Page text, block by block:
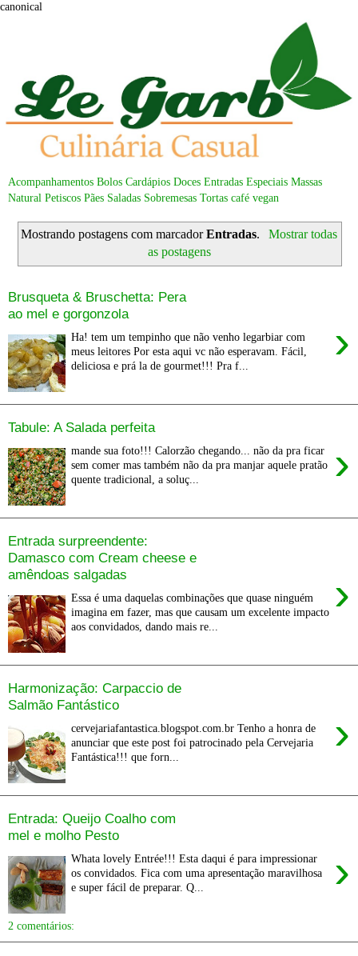
canonical
Acompanhamentos Bolos Cardápios Doces Entradas Especiais Massas
Natural Petiscos Pães Saladas Sobremesas Tortas café vegan
Mostrando postagens com marcadorEntradas.
Mostrar todas
as postagens
Brusqueta & Bruschetta: Pera
ao mel e gorgonzola
›
Ha! tem um tempinho que não venho legarbiar com
meus leitores Por esta aqui vc não esperavam. Fácil,
deliciosa e prá la de gourmet!!! Pra f...
Tabule: A Salada perfeita
›
mande sua foto!!! Calorzão chegando... não da pra ficar
sem comer mas também não da pra manjar aquele pratão
quente tradicional, a soluç...
Entrada surpreendente:
Damasco com Cream cheese e
amêndoas salgadas
›
Essa é uma daquelas combinações que quase ninguém
imagina em fazer, mas que causam um excelente impacto
aos convidados, dando mais re...
Harmonização: Carpaccio de
Salmão Fantástico
›
cervejariafantastica.blogspot.com.br Tenho a honra de
anunciar que este post foi patrocinado pela Cervejaria
Fantástica!!! que forn...
Entrada: Queijo Coalho com
mel e molho Pesto
›
Whata lovely Entrée!!! Esta daqui é para impressionar
os convidados. Fica com uma apresentação maravilhosa
e super fácil de preparar. Q...
2 comentários: